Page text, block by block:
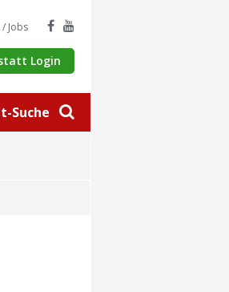
Suche
Jobs
Login